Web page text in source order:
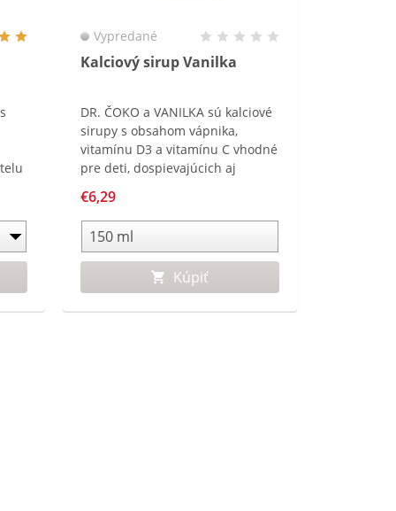
Kalciový sirup Vanilka
Vypredané
DR. ČOKO a VANILKA sú kalciové
sirupy s obsahom vápnika,
vitamínu D3 a vitamínu C vhodné
pre deti, dospievajúcich aj
vhodné užívať v období zvýšenej
potreby vápnika pre organizmus
alebo v čase, keď je príjem
vápnika v strave nedostatočný.
€6,29
Kúpiť